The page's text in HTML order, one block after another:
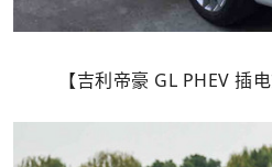
【吉利帝豪 GL PHEV 插